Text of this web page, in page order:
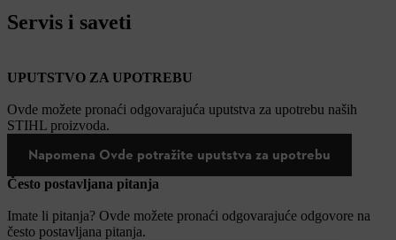
Servis i saveti
UPUTSTVO ZA UPOTREBU
Ovde možete pronaći odgovarajuća uputstva za upotrebu naših
STIHL proizvoda.
Napomena Ovde potražite uputstva za upotrebu
Često postavljana pitanja
Imate li pitanja? Ovde možete pronaći odgovarajuće odgovore na
često postavljana pitanja.